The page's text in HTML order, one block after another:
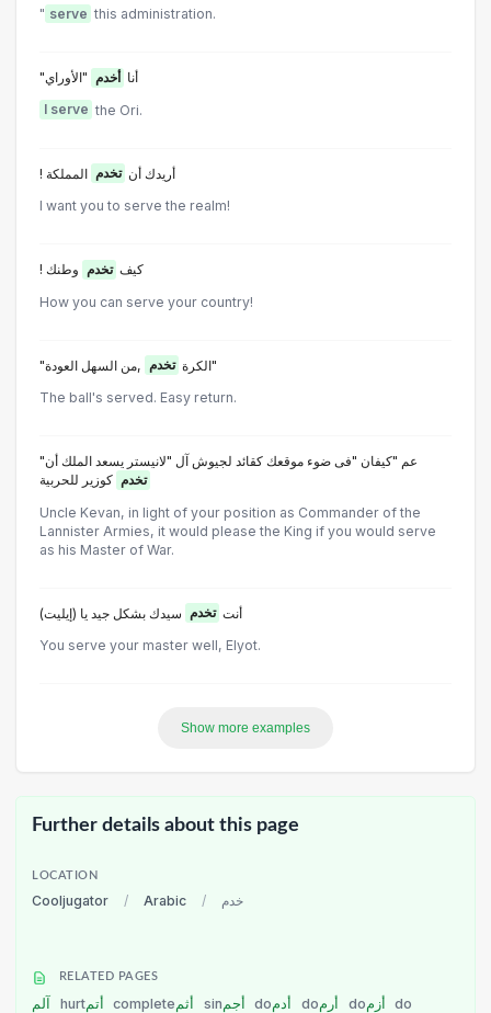
" serve this administration.
"أنا أخدم "الأوراي
I serve the Ori.
! أريدك أن تخدم المملكة
I want you to serve the realm!
! كيف تخدم وطنك
How you can serve your country!
"الكرة تخدم
,من السهل العودة"
The ball's served. Easy return.
"عم "كيفان "فى ضوء موقعك كقائد لجيوش آل "لانيستر يسعد الملك أن
تخدم كوزير للحربية
Uncle Kevan, in light of your position as Commander of the
Lannister Armies, it would please the King if you would serve
as his Master of War.
(أنت تخدم سيدك بشكل جيد يا (إيليت
You serve your master well, Elyot.
Show more examples
Further details about this page
LOCATION
Cooljugator / Arabic / خدم
RELATED PAGES
hurt complete sin do do do
do